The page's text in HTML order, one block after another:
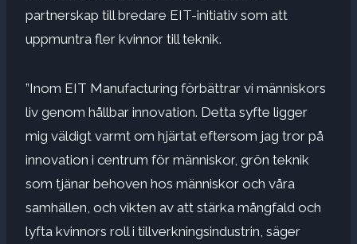
partnerskap till bredare EIT-initiativ som att
uppmuntra fler kvinnor till teknik.
”Inom EIT Manufacturing förbättrar vi människors
liv genom hållbar innovation. Detta syfte ligger
mig väldigt varmt om hjärtat eftersom jag tror på
innovation i centrum för människor, grön teknik
som tjänar behoven hos människor och våra
samhällen, och vikten av att stärka mångfald och
lyfta kvinnors roll i tillverkningsindustrin, säger